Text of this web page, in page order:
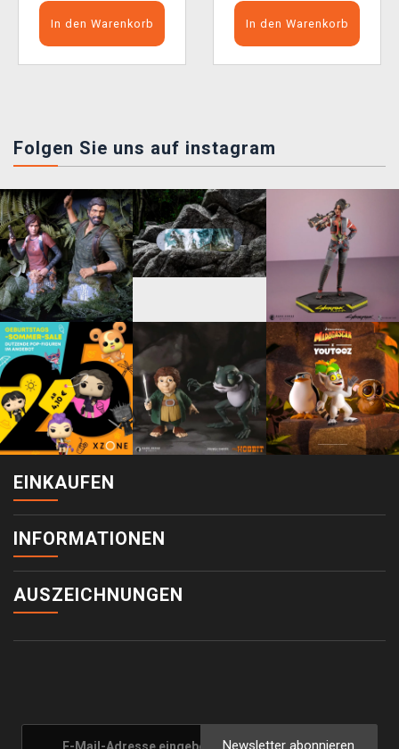
In den Warenkorb In den Warenkorb
Folgen Sie uns auf instagram
EINKAUFEN
INFORMATIONEN
AUSZEICHNUNGEN
Newsletter abonnieren